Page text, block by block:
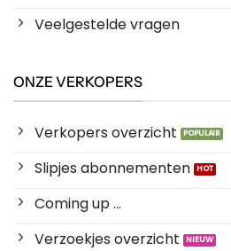
Veelgestelde vragen
ONZE VERKOPERS
Verkopers overzicht
Slipjes abonnementen
Coming up ...
Verzoekjes overzicht